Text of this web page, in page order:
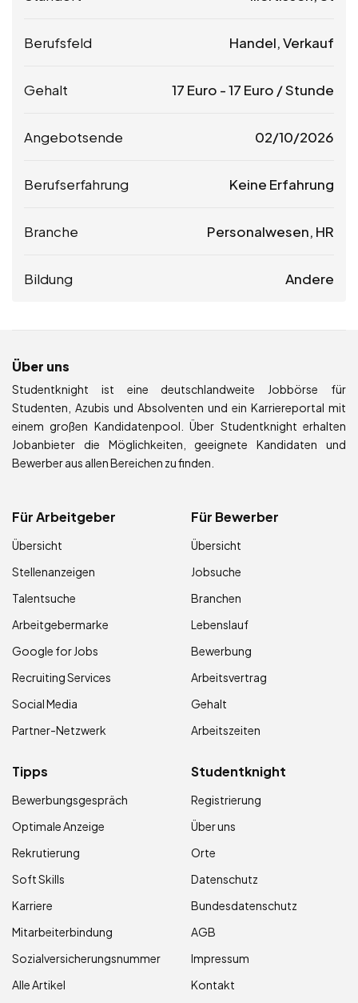
Berufsfeld Handel, Verkauf
Gehalt 17 Euro -17 Euro / Stunde
Angebotsende 02/10/2026
Berufserfahrung Keine Erfahrung
Branche Personalwesen, HR
Bildung Andere
Über uns
Studentknight ist eine deutschlandweite Jobbörse für
Studenten, Azubis und Absolventen und ein Karriereportal mit
einem großen Kandidatenpool. Über Studentknight erhalten
Jobanbieter die Möglichkeiten, geeignete Kandidaten und
Bewerber aus allen Bereichen zu finden.
Für Arbeitgeber
Übersicht
Stellenanzeigen
Talentsuche
Arbeitgebermarke
Google for Jobs
Recruiting Services
Social Media
Partner-Netzwerk
Für Bewerber
Übersicht
Jobsuche
Branchen
Lebenslauf
Bewerbung
Arbeitsvertrag
Gehalt
Arbeitszeiten
Tipps
Bewerbungsgespräch
Optimale Anzeige
Rekrutierung
Soft Skills
Karriere
Mitarbeiterbindung
Sozialversicherungsnummer
Alle Artikel
Studentknight
Registrierung
Über uns
Orte
Datenschutz
Bundesdatenschutz
AGB
Impressum
Kontakt